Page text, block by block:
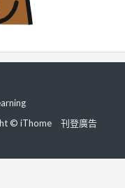
© iThome
刊登廣告